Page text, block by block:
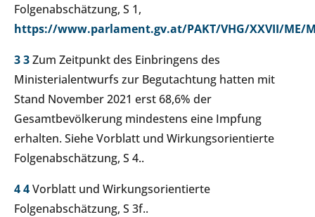
Folgenabschätzung, S 1,
https://www.parlament.gv.at/PAKT/VHG/XXVII/ME/
33Zum Zeitpunkt des Einbringens des
Ministerialentwurfs zur Begutachtung hatten mit
Stand November 2021 erst 68,6% der
Gesamtbevölkerung mindestens eine Impfung
erhalten. Siehe Vorblatt und Wirkungsorientierte
Folgenabschätzung, S 4..
44Vorblatt und Wirkungsorientierte
Folgenabschätzung, S 3f..